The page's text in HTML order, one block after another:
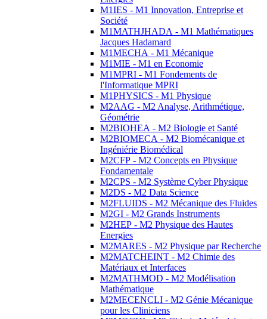
M1IES - M1 Innovation, Entreprise et
Société
M1MATHJHADA - M1 Mathématiques
Jacques Hadamard
M1MECHA - M1 Mécanique
M1MIE - M1 en Economie
M1MPRI - M1 Fondements de
l'Informatique MPRI
M1PHYSICS - M1 Physique
M2AAG - M2 Analyse, Arithmétique,
Géométrie
M2BIOHEA - M2 Biologie et Santé
M2BIOMECA - M2 Biomécanique et
Ingéniérie Biomédical
M2CFP - M2 Concepts en Physique
Fondamentale
M2CPS - M2 Système Cyber Physique
M2DS - M2 Data Science
M2FLUIDS - M2 Mécanique des Fluides
M2GI - M2 Grands Instruments
M2HEP - M2 Physique des Hautes
Energies
M2MARES - M2 Physique par Recherche
M2MATCHEINT - M2 Chimie des
Matériaux et Interfaces
M2MATHMOD - M2 Modélisation
Mathématique
M2MECENCLI - M2 Génie Mécanique
pour les Cliniciens